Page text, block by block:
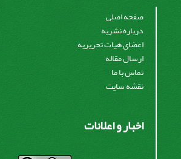
صفحه اصلی
درباره نشریه
اعضای هیات تحریریه
ارسال مقاله
تماس با ما
نقشه سایت
اخبار و اعلانات